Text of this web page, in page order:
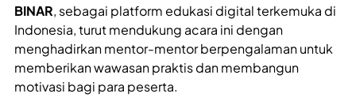
BINAR, sebagai platform edukasi digital terkemuka di
Indonesia, turut mendukung acara ini dengan
menghadirkan mentor-mentor berpengalaman untuk
memberikan wawasan praktis dan membangun
motivasi bagi para peserta.